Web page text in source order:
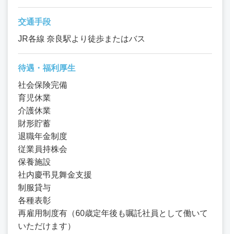
交通手段
JR各線 奈良駅より徒歩またはバス
待遇・福利厚生
社会保険完備
育児休業
介護休業
財形貯蓄
退職年金制度
従業員持株会
保養施設
社内慶弔見舞金支援
制服貸与
各種表彰
再雇用制度有（60歳定年後も嘱託社員として働いて
いただけます）